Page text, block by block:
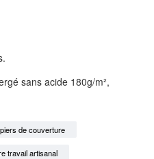
sans acide 180g/m²,
de couverture
travail artisanal